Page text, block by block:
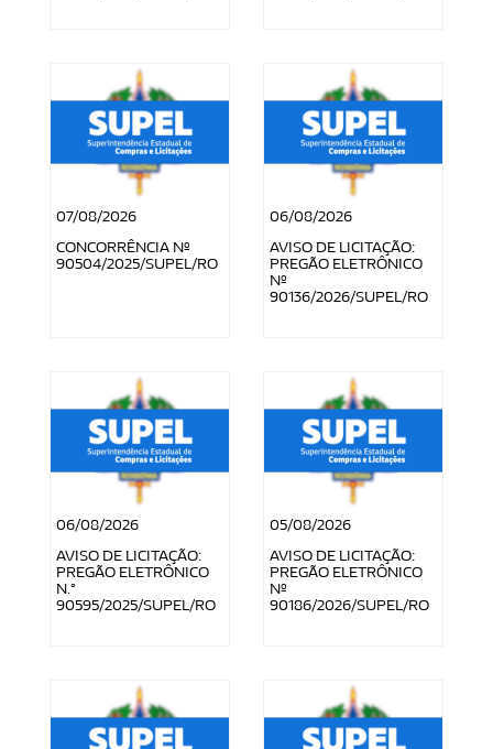
07/08/2026
CONCORRÊNCIA Nº
90504/2025/SUPEL/RO
06/08/2026
AVISO DE LICITAÇÃO:
PREGÃO ELETRÔNICO
Nº
90136/2026/SUPEL/RO
06/08/2026
AVISO DE LICITAÇÃO:
PREGÃO ELETRÔNICO
N.°
90595/2025/SUPEL/RO
05/08/2026
AVISO DE LICITAÇÃO:
PREGÃO ELETRÔNICO
Nº
90186/2026/SUPEL/RO